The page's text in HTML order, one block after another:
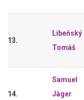
13.
Libeňský
Tomáš
14.
Samuel
Jäger